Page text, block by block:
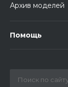
Архив моделей
Помощь